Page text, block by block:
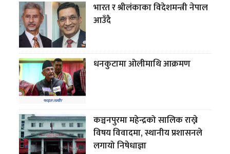
भारत र श्रीलंकाका विदेशमन्त्री नेपाल
आउँदै
धनकुटामा ओलीमाथि आक्रमण
कञ्चनपुरमा महेन्द्रको सालिक राख्ने
विषय विवादमा, स्थानीय प्रशासनले
लगायो निषेधाज्ञा